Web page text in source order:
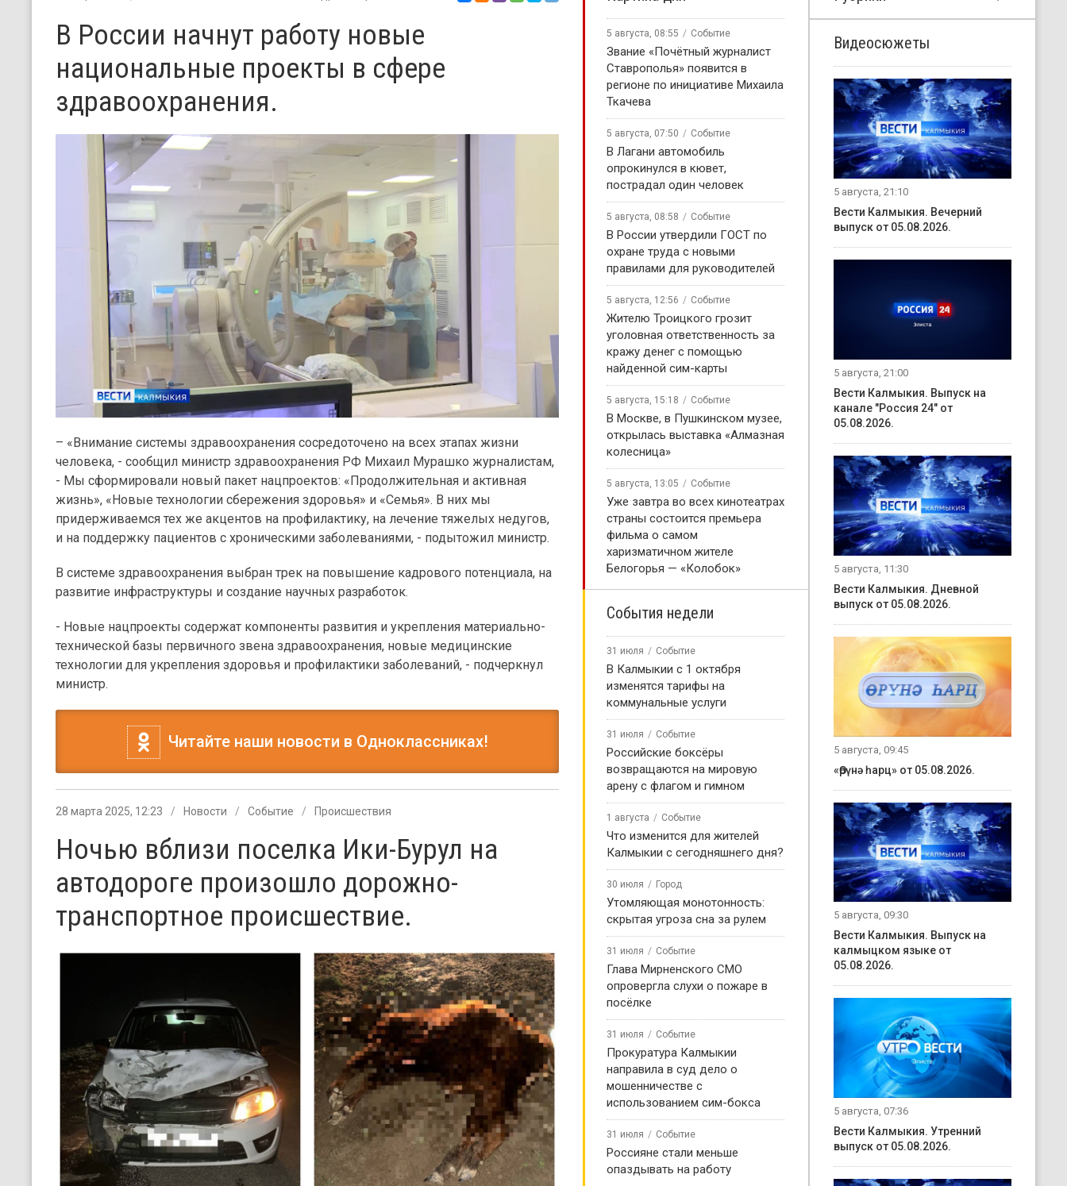
В России начнут работу новые
национальные проекты в сфере
здравоохранения.
– «Внимание системы здравоохранения сосредоточено на всех этапах жизни
человека, - сообщил министр здравоохранения РФ Михаил Мурашко журналистам,
- Мы сформировали новый пакет нацпроектов: «Продолжительная и активная
жизнь», «Новые технологии сбережения здоровья» и «Семья». В них мы
придерживаемся тех же акцентов на профилактику, на лечение тяжелых недугов,
и на поддержку пациентов с хроническими заболеваниями, - подытожил министр.
В системе здравоохранения выбран трек на повышение кадрового потенциала, на
развитие инфраструктуры и создание научных разработок.
- Новые нацпроекты содержат компоненты развития и укрепления материально-
технической базы первичного звена здравоохранения, новые медицинские
технологии для укрепления здоровья и профилактики заболеваний, - подчеркнул
министр.
Читайте наши новости в Одноклассниках!
28 марта 2025, 12:23 Новости Событие Происшествия
Ночью вблизи поселка Ики-Бурул на
автодороге произошло дорожно-
транспортное происшествие.
5 августа, 08:55 Событие
Звание «Почётный журналист
Ставрополья» появится в
регионе по инициативе Михаила
Ткачева
5 августа, 07:50 Событие
В Лагани автомобиль
опрокинулся в кювет,
пострадал один человек
5 августа, 08:58 Событие
В России утвердили ГОСТ по
охране труда с новыми
правилами для руководителей
5 августа, 12:56 Событие
Жителю Троицкого грозит
уголовная ответственность за
кражу денег с помощью
найденной сим-карты
5 августа, 15:18 Событие
В Москве, в Пушкинском музее,
открылась выставка «Алмазная
колесница»
5 августа, 13:05 Событие
Уже завтра во всех кинотеатрах
страны состоится премьера
фильма о самом
харизматичном жителе
Белогорья — «Колобок»
События недели
31 июля Событие
В Калмыкии с 1 октября
изменятся тарифы на
коммунальные услуги
31 июля Событие
Российские боксёры
возвращаются на мировую
арену с флагом и гимном
1 августа Событие
Что изменится для жителей
Калмыкии с сегодняшнего дня?
30 июля Город
Утомляющая монотонность:
скрытая угроза сна за рулем
31 июля Событие
Глава Мирненского СМО
опровергла слухи о пожаре в
посёлке
31 июля Событие
Прокуратура Калмыкии
направила в суд дело о
мошенничестве с
использованием сим-бокса
31 июля Событие
Россияне стали меньше
опаздывать на работу
Видеосюжеты
5 августа, 21:10
Вести Калмыкия. Вечерний
выпуск от 05.08.2026.
5 августа, 21:00
Вести Калмыкия. Выпуск на
канале "Россия 24" от
05.08.2026.
5 августа, 11:30
Вести Калмыкия. Дневной
выпуск от 05.08.2026.
5 августа, 09:45
«Өрүнә һарц» от 05.08.2026.
5 августа, 09:30
Вести Калмыкия. Выпуск на
калмыцком языке от
05.08.2026.
5 августа, 07:36
Вести Калмыкия. Утренний
выпуск от 05.08.2026.